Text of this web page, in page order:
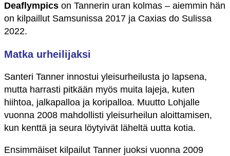
Deaflympics on Tannerin uran kolmas – aiemmin hän
on kilpaillut Samsunissa 2017 ja Caxias do Sulissa
2022.
Matka urheilijaksi
Santeri Tanner innostui yleisurheilusta jo lapsena,
mutta harrasti pitkään myös muita lajeja, kuten
hiihtoa, jalkapalloa ja koripalloa. Muutto Lohjalle
vuonna 2008 mahdollisti yleisurheilun aloittamisen,
kun kenttä ja seura löytyivät läheltä uutta kotia.
Ensimmäiset kilpailut Tanner juoksi vuonna 2009